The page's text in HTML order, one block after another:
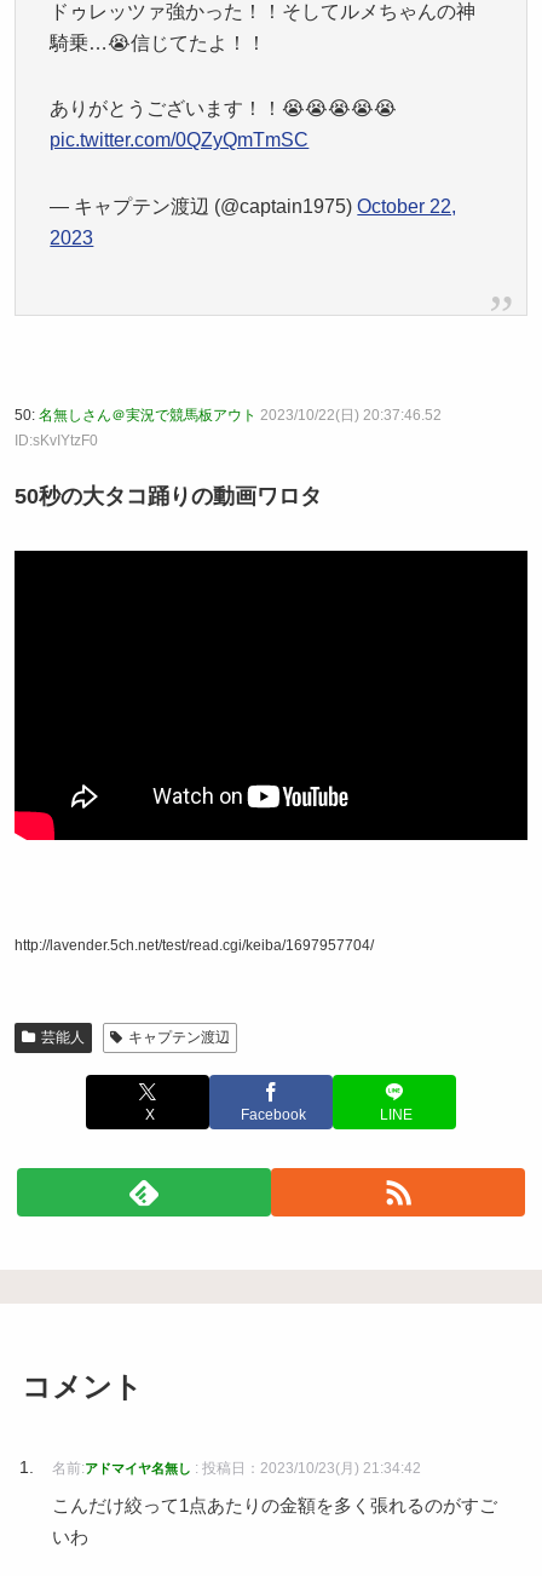
ドゥレッツァ強かった！！そしてルメちゃんの神
騎乗…😭信じてたよ！！
ありがとうございます！！😭😭😭😭😭
pic.twitter.com/0QZyQmTmSC
— キャプテン渡辺 (@captain1975)October 22,
2023
50: 名無しさん＠実況で競馬板アウト 2023/10/22(日) 20:37:46.52
ID:sKvIYtzF0
50秒の大タコ踊りの動画ワロタ
http://lavender.5ch.net/test/read.cgi/keiba/1697957704/
芸能人 キャプテン渡辺
X Facebook LINE
コメント
名前:アドマイヤ名無し : 投稿日：2023/10/23(月) 21:34:42
こんだけ絞って1点あたりの金額を多く張れるのがすご
いわ